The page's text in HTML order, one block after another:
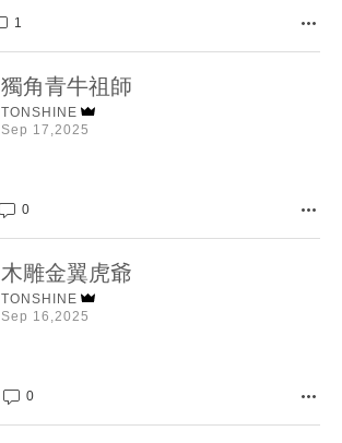
1
獨角青牛祖師
TONSHINE
Sep 17,2025
0
木雕金翼虎爺
TONSHINE
Sep 16,2025
0